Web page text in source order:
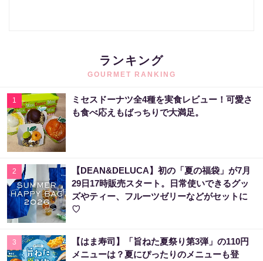
ランキング
GOURMET RANKING
1
ミセスドーナツ全4種を実食レビュー！可愛さ
も食べ応えもばっちりで大満足。
2
【DEAN&DELUCA】初の「夏の福袋」が7月
29日17時販売スタート。日常使いできるグッ
ズやティー、フルーツゼリーなどがセットに
♡
3
【はま寿司】「旨ねた夏祭り第3弾」の110円
メニューは？夏にぴったりのメニューも登